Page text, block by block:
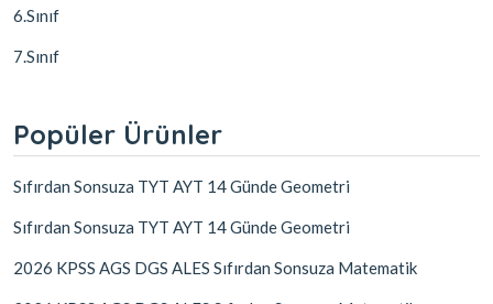
6.Sınıf
7.Sınıf
Popüler Ürünler
Sıfırdan Sonsuza TYT AYT 14 Günde Geometri
Sıfırdan Sonsuza TYT AYT 14 Günde Geometri
2026 KPSS AGS DGS ALES Sıfırdan Sonsuza Matematik